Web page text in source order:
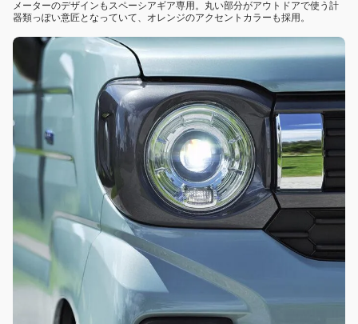
メーターのデザインもスペーシアギア専用。丸い部分がアウトドアで使う計
器類っぽい意匠となっていて、オレンジのアクセントカラーも採用。